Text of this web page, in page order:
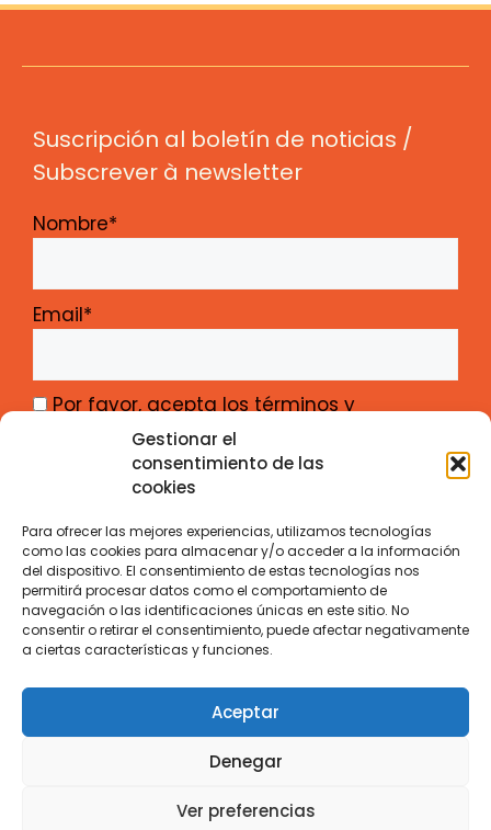
Gestionar el
consentimiento de las
cookies
Para ofrecer las mejores experiencias, utilizamos tecnologías
como las cookies para almacenar y/o acceder a la información
del dispositivo. El consentimiento de estas tecnologías nos
permitirá procesar datos como el comportamiento de
navegación o las identificaciones únicas en este sitio. No
consentir o retirar el consentimiento, puede afectar negativamente
a ciertas características y funciones.
Aceptar
Denegar
Ver preferencias
Suscripción al boletín de noticias /
Subscrever à newsletter
Nombre*
Email*
Por favor, acepta los términos y
condiciones
Gabinete de Iniciativas Transfronterizas –
Junta de Castilla y León
Calle Santiago Alba 1 – ES-47008 Valladolid
ContactoAviso LegalPrivacidadCookies